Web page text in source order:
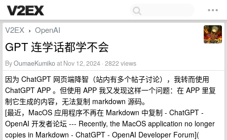
V2EX › OpenAI
GPT 连学话都学不会
ByOumaeKumikoat Nov 12, 2024 · 2822 views
因为 ChatGPT 网页端降智（站内有多个帖子讨论），我转而使用
ChatGPT APP 。但使用 APP 我又发现这样一个问题：在 APP 里复
制它生成的内容，无法复制 markdown 源码。
[最近，MacOS 应用程序不再在 Markdown 中复制 - ChatGPT -
OpenAI 开发者论坛 --- Recently, the MacOS application no longer
copies in Markdown - ChatGPT - OpenAI Developer Forum](